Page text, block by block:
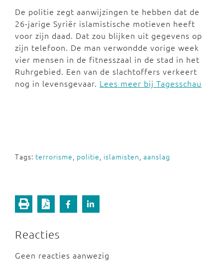
De politie zegt aanwijzingen te hebben dat de
26-jarige Syriër islamistische motieven heeft
voor zijn daad. Dat zou blijken uit gegevens op
zijn telefoon. De man verwondde vorige week
vier mensen in de fitnesszaal in de stad in het
Ruhrgebied. Een van de slachtoffers verkeert
nog in levensgevaar. Lees meer bij Tagesschau
Tags: terrorisme, politie, islamisten, aanslag
Reacties
Geen reacties aanwezig